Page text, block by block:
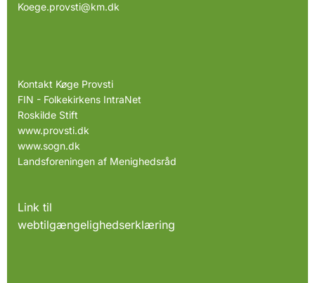
Koege.provsti@km.dk
Kontakt Køge Provsti
FIN - Folkekirkens IntraNet
Roskilde Stift
www.provsti.dk
www.sogn.dk
Landsforeningen af Menighedsråd
Link til
webtilgængelighedserklæring